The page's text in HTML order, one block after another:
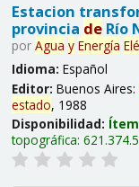
Estacion
provincia deRío
por Agua y Energía
Idioma: Español
Editor: Buenos Aires:
estado, 1988
Disponibilidad:
topográfica: